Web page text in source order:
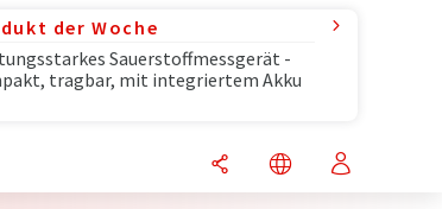
der Woche
Sauerstoffmessgerät -
tragbar, mit integriertem Akku